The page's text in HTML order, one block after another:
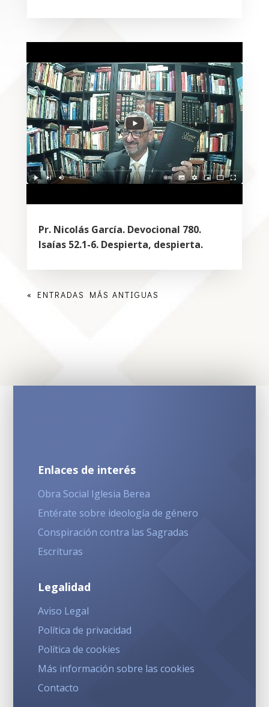
Pr. Nicolás García. Devocional 780.
Isaías 52.1-6. Despierta, despierta.
« ENTRADAS MÁS ANTIGUAS
Enlaces de interés
Obra Social Iglesia Berea
Entérate sobre ideología de género
Conspiración contra las Sagradas
Escrituras
Legalidad
Aviso Legal
Política de privacidad
Política de cookies
Más información sobre las cookies
Contacto